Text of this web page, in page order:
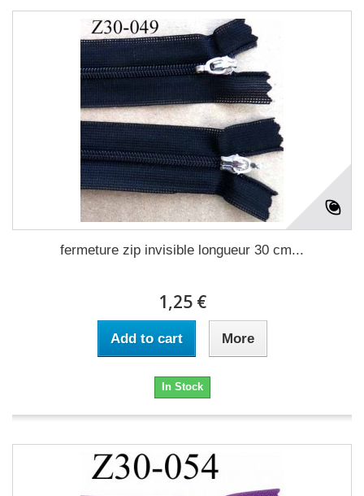
fermeture zip invisible longueur 30 cm...
1,25 €
Add to cart More
In Stock